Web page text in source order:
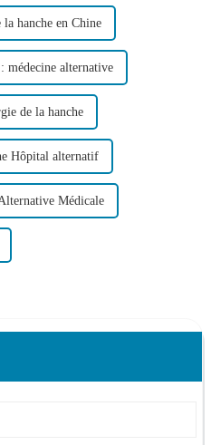
hanche en Chine
médecine alternative
de la hanche
Hôpital alternatif
Médicale